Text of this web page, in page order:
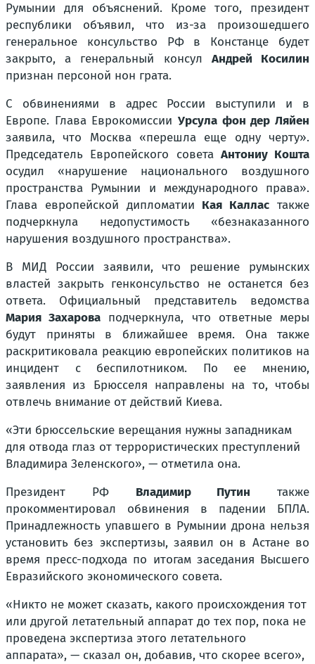
Румынии для объяснений. Кроме того, президент
республики объявил, что из-за произошедшего
генеральное консульство РФ в Констанце будет
закрыто, а генеральный консул Андрей Косилин
признан персоной нон грата.
С обвинениями в адрес России выступили и в
Европе. Глава Еврокомиссии Урсула фон дер Ляйен
заявила, что Москва «перешла еще одну черту».
Председатель Европейского совета Антониу Кошта
осудил «нарушение национального воздушного
пространства Румынии и международного права».
Глава европейской дипломатии Кая Каллас также
подчеркнула недопустимость «безнаказанного
нарушения воздушного пространства».
В МИД России заявили, что решение румынских
властей закрыть генконсульство не останется без
ответа. Официальный представитель ведомства
Мария Захарова подчеркнула, что ответные меры
будут приняты в ближайшее время. Она также
раскритиковала реакцию европейских политиков на
инцидент с беспилотником. По ее мнению,
заявления из Брюсселя направлены на то, чтобы
отвлечь внимание от действий Киева.
«Эти брюссельские верещания нужны западникам
для отвода глаз от террористических преступлений
Владимира Зеленского», — отметила она.
Президент РФ Владимир Путин также
прокомментировал обвинения в падении БПЛА.
Принадлежность упавшего в Румынии дрона нельзя
установить без экспертизы, заявил он в Астане во
время пресс-подхода по итогам заседания Высшего
Евразийского экономического совета.
«Никто не может сказать, какого происхождения тот
или другой летательный аппарат до тех пор, пока не
проведена экспертиза этого летательного
аппарата», — сказал он, добавив, что скорее всего»,